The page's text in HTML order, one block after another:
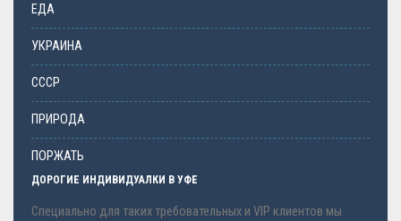
ЕДА
УКРАИНА
СССР
ПРИРОДА
ПОРЖАТЬ
ДОРОГИЕ ИНДИВИДУАЛКИ В УФЕ
Специально для таких требовательных и VIP клиентов мы